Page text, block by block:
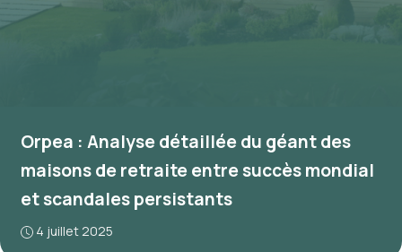
Orpea : Analyse détaillée du géant des
maisons de retraite entre succès mondial
et scandales persistants
4 juillet 2025